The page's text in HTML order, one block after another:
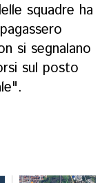
squadre ha
si segnalano
sul posto